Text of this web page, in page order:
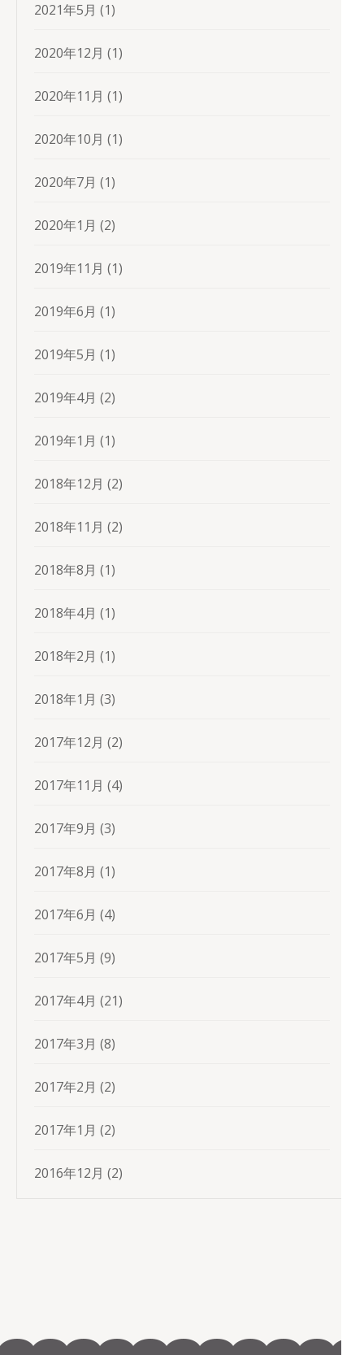
2021年5月 (1)
2020年12月 (1)
2020年11月 (1)
2020年10月 (1)
2020年7月 (1)
2020年1月 (2)
2019年11月 (1)
2019年6月 (1)
2019年5月 (1)
2019年4月 (2)
2019年1月 (1)
2018年12月 (2)
2018年11月 (2)
2018年8月 (1)
2018年4月 (1)
2018年2月 (1)
2018年1月 (3)
2017年12月 (2)
2017年11月 (4)
2017年9月 (3)
2017年8月 (1)
2017年6月 (4)
2017年5月 (9)
2017年4月 (21)
2017年3月 (8)
2017年2月 (2)
2017年1月 (2)
2016年12月 (2)